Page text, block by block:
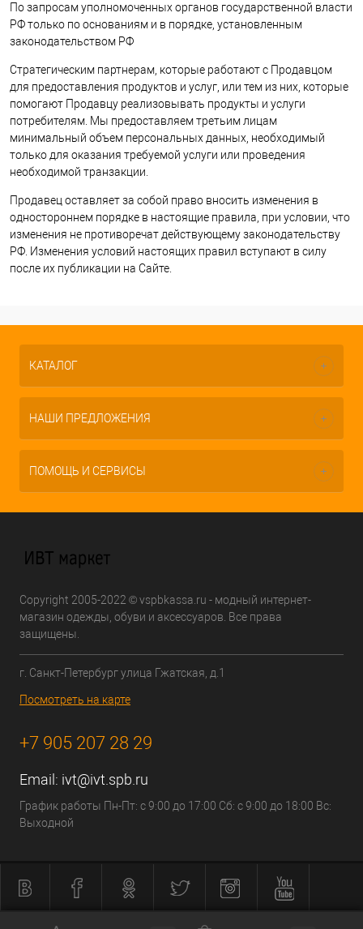
По запросам уполномоченных органов государственной власти
РФ только по основаниям и в порядке, установленным
законодательством РФ
Стратегическим партнерам, которые работают с Продавцом
для предоставления продуктов и услуг, или тем из них, которые
помогают Продавцу реализовывать продукты и услуги
потребителям. Мы предоставляем третьим лицам
минимальный объем персональных данных, необходимый
только для оказания требуемой услуги или проведения
необходимой транзакции.
Продавец оставляет за собой право вносить изменения в
одностороннем порядке в настоящие правила, при условии, что
изменения не противоречат действующему законодательству
РФ. Изменения условий настоящих правил вступают в силу
после их публикации на Сайте.
КАТАЛОГ
НАШИ ПРЕДЛОЖЕНИЯ
ПОМОЩЬ И СЕРВИСЫ
Copyright 2005-2022 © vspbkassa.ru - модный интернет-
магазин одежды, обуви и аксессуаров. Все права
защищены.
г. Санкт-Петербург улица Гжатская, д.1
Посмотреть на карте
+7 905 207 28 29
Email: ivt@ivt.spb.ru
График работы Пн-Пт: с 9:00 до 17:00 Сб: с 9:00 до 18:00 Вс:
Выходной